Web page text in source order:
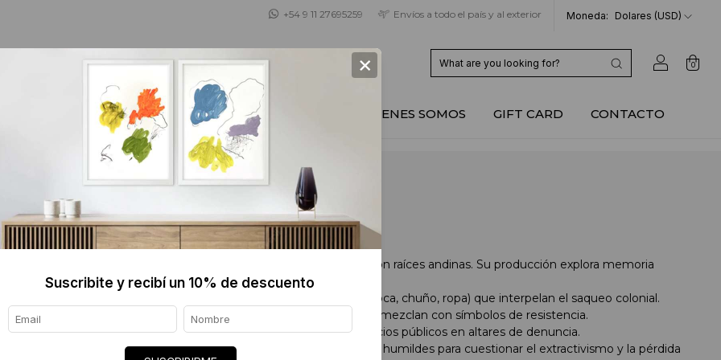
+54 9 11 27695259 Envíos a todo el país y al exterior Moneda: Dolares (USD)
0
TIENDA DE OBJETOS QUIENES SOMOS GIFT CARD CONTACTO
Marcelo Coca
1979, Argentina
Marcelo Coca fusiona arte contemporáneo con raíces andinas. Su producción explora memoria
colectiva e identidad norteña mediante:
Instalaciones con objetos rituales (hojas de coca, chuño, ropa) que interpelan el saqueo colonial.
Pinturas-collage donde retratos populares se mezclan con símbolos de resistencia.
Acciones performáticas que convierten espacios públicos en altares de denuncia.
Su obra politiza lo sagrado, usando materiales humildes para cuestionar el extractivismo y la pérdida
×
Suscribite y recibí un 10% de descuento